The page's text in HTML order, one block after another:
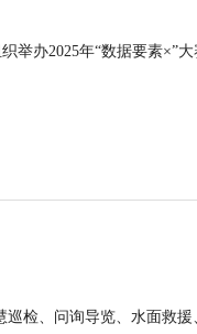
举办2025年“数据要素×”大
巡检、问询导览、水面救援